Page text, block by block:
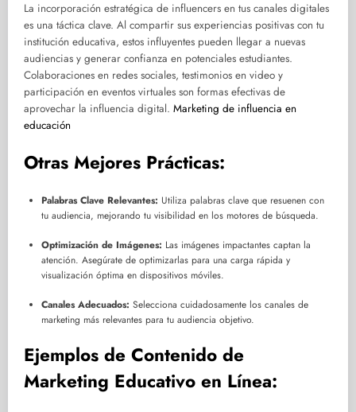
La incorporación estratégica de influencers en tus canales digitales
es una táctica clave. Al compartir sus experiencias positivas con tu
institución educativa, estos influyentes pueden llegar a nuevas
audiencias y generar confianza en potenciales estudiantes.
Colaboraciones en redes sociales, testimonios en video y
participación en eventos virtuales son formas efectivas de
aprovechar la influencia digital. Marketing de influencia en
educación
Otras Mejores Prácticas:
Palabras Clave Relevantes: Utiliza palabras clave que resuenen con
tu audiencia, mejorando tu visibilidad en los motores de búsqueda.
Optimización de Imágenes: Las imágenes impactantes captan la
atención. Asegúrate de optimizarlas para una carga rápida y
visualización óptima en dispositivos móviles.
Canales Adecuados: Selecciona cuidadosamente los canales de
marketing más relevantes para tu audiencia objetivo.
Ejemplos de Contenido de
Marketing Educativo en Línea: